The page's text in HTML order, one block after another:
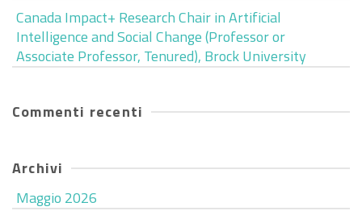
Canada Impact+ Research Chair in Artificial
Intelligence and Social Change (Professor or
Associate Professor, Tenured), Brock University
Commenti recenti
Archivi
Maggio 2026